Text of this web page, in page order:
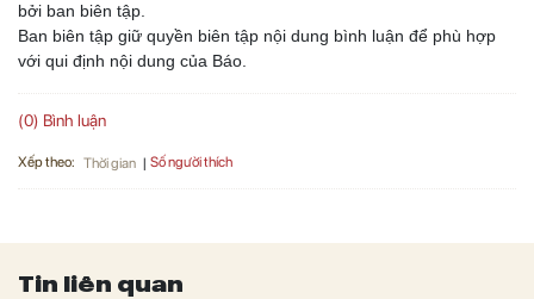
bởi ban biên tập.
Ban biên tập giữ quyền biên tập nội dung bình luận để phù hợp
với qui định nội dung của Báo.
(0) Bình luận
Xếp theo: Thời gian Số người thích
Tin liên quan